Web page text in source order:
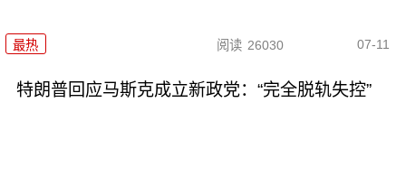
最热 阅读 26030 07-11
特朗普回应马斯克成立新政党：“完全脱轨失控”